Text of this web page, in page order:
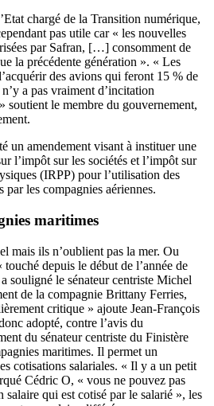
chargé de la Transition numérique,
pas utile car « les nouvelles
par Safran, […] consomment de
la précédente génération ». « Les
des avions qui feront 15 % de
a pas vraiment d’incitation
soutient le membre du gouvernement,
un amendement visant à instituer une
l’impôt sur les sociétés et l’impôt sur
(IRPP) pour l’utilisation des
par les compagnies aériennes.
maritimes
mais ils n’oublient pas la mer. Ou
depuis le début de l’année de
souligné le sénateur centriste Michel
de la compagnie Brittany Ferries,
critique » ajoute Jean-François
adopté, contre l’avis du
du sénateur centriste du Finistère
maritimes. Il permet un
cotisations salariales. « Il y a un petit
Cédric O, « vous ne pouvez pas
salaire qui est cotisé par le salarié », les